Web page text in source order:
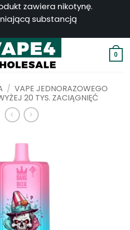
zawiera nikotynę.
substancją
0
/ VAPE JEDNORAZOWEGO
20 TYS. ZACIĄGNIĘĆ